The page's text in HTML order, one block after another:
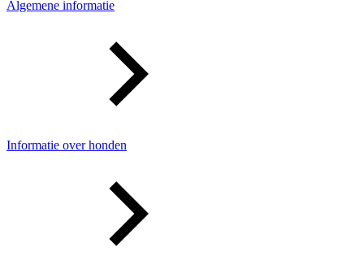
Algemene informatie
Informatie over honden